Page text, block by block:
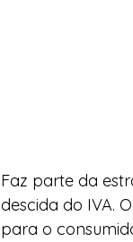
Faz parte da
descida do IVA.
para o